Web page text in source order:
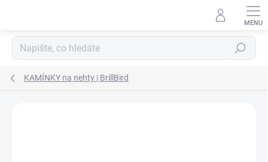
Hledat
KAMÍNKY na nehty | BrillBird